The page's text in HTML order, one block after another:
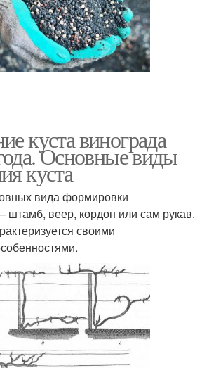
куста винограда
Основные виды
куста
вида формировки
штамб, веер, кордон или сам рукав.
своими